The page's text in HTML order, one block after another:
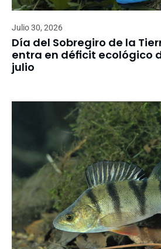
Julio 30, 2026
Día del Sobregiro de la
entra en déficit ecológico
julio